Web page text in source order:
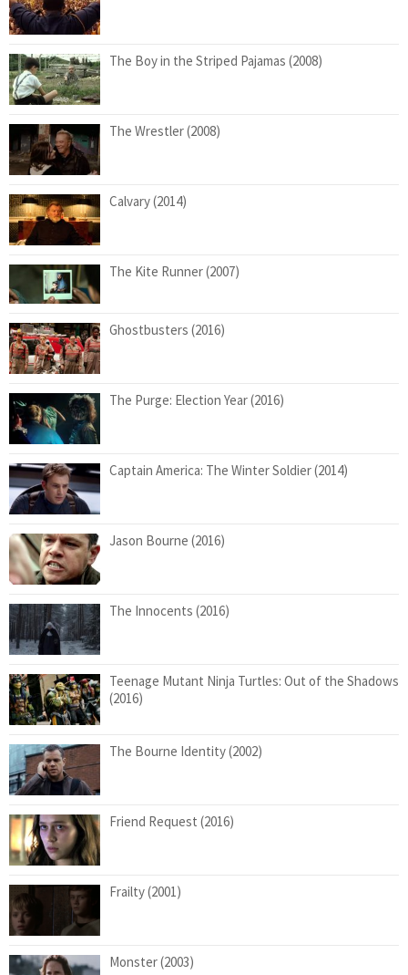
The Boy in the Striped Pajamas (2008)
The Wrestler (2008)
Calvary (2014)
The Kite Runner (2007)
Ghostbusters (2016)
The Purge: Election Year (2016)
Captain America: The Winter Soldier (2014)
Jason Bourne (2016)
The Innocents (2016)
Teenage Mutant Ninja Turtles: Out of the Shadows
(2016)
The Bourne Identity (2002)
Friend Request (2016)
Frailty (2001)
Monster (2003)